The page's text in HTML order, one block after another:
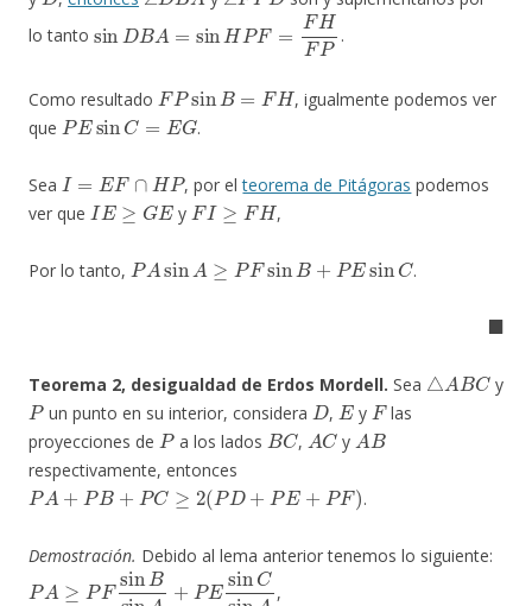
lo tanto
.
Como resultado
FPsin =F
, igualmente podemos ver
que
PEsinC=EG
.
Sea
I= ∩H
, por elteorema de Pitágoras podemos
ver que
IE≥G E
y
FI≥ FH
,
Por lo tanto,
PA sin ≥ sinB + Esin C
.
◼
Teorema 2, desigualdad de Erdos Mordell. Sea
△ ABC
y
P
un punto en su interior, considera
D
,
E
y
F
las
proyecciones de
P
a los lados
BC
,
AC
y
AB
respectivamente, entonces
PA+PB+PC≥2(PD+PE+PF
.
Demostración. Debido al lema anterior tenemos lo siguiente:
PA ≥ sinBsinA EsinCsinA
,